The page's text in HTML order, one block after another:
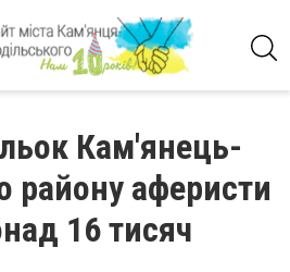
Кам'янець-
району аферисти
16 тисяч